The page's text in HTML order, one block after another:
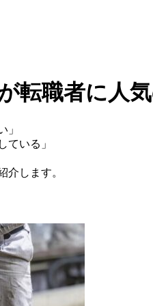
転職者に人
」
ている」
介します。